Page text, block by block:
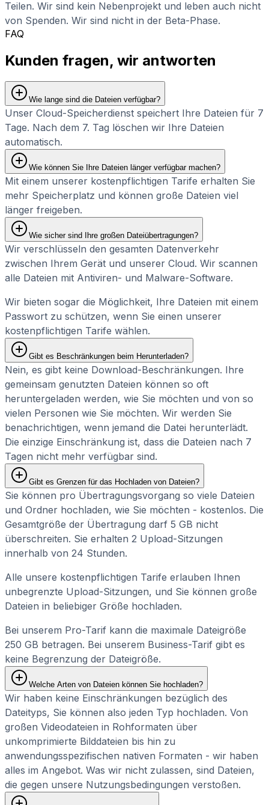
Teilen. Wir sind kein Nebenprojekt und leben auch nicht
von Spenden. Wir sind nicht in der Beta-Phase.
FAQ
Kunden fragen, wir antworten
Wie lange sind die Dateien verfügbar?
Unser Cloud-Speicherdienst speichert Ihre Dateien für 7
Tage. Nach dem 7. Tag löschen wir Ihre Dateien
automatisch.
Wie können Sie Ihre Dateien länger verfügbar machen?
Mit einem unserer kostenpflichtigen Tarife erhalten Sie
mehr Speicherplatz und können große Dateien viel
länger freigeben.
Wie sicher sind Ihre großen Dateiübertragungen?
Wir verschlüsseln den gesamten Datenverkehr
zwischen Ihrem Gerät und unserer Cloud. Wir scannen
alle Dateien mit Antiviren- und Malware-Software.
Wir bieten sogar die Möglichkeit, Ihre Dateien mit einem
Passwort zu schützen, wenn Sie einen unserer
kostenpflichtigen Tarife wählen.
Gibt es Beschränkungen beim Herunterladen?
Nein, es gibt keine Download-Beschränkungen. Ihre
gemeinsam genutzten Dateien können so oft
heruntergeladen werden, wie Sie möchten und von so
vielen Personen wie Sie möchten. Wir werden Sie
benachrichtigen, wenn jemand die Datei herunterlädt.
Die einzige Einschränkung ist, dass die Dateien nach 7
Tagen nicht mehr verfügbar sind.
Gibt es Grenzen für das Hochladen von Dateien?
Sie können pro Übertragungsvorgang so viele Dateien
und Ordner hochladen, wie Sie möchten - kostenlos. Die
Gesamtgröße der Übertragung darf 5 GB nicht
überschreiten. Sie erhalten 2 Upload-Sitzungen
innerhalb von 24 Stunden.
Alle unsere kostenpflichtigen Tarife erlauben Ihnen
unbegrenzte Upload-Sitzungen, und Sie können große
Dateien in beliebiger Größe hochladen.
Bei unserem Pro-Tarif kann die maximale Dateigröße
250 GB betragen. Bei unserem Business-Tarif gibt es
keine Begrenzung der Dateigröße.
Welche Arten von Dateien können Sie hochladen?
Wir haben keine Einschränkungen bezüglich des
Dateityps, Sie können also jeden Typ hochladen. Von
großen Videodateien in Rohformaten über
unkomprimierte Bilddateien bis hin zu
anwendungsspezifischen nativen Formaten - wir haben
alles im Angebot. Was wir nicht zulassen, sind Dateien,
die gegen unsere Nutzungsbedingungen verstoßen.